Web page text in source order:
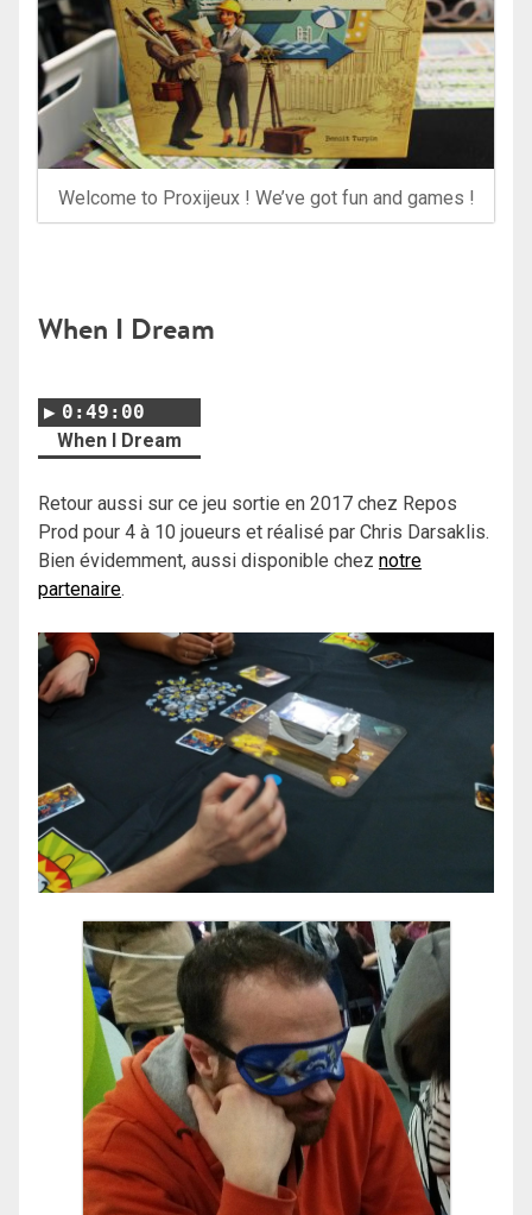
Welcome to Proxijeux ! We’ve got fun and games !
When I Dream
0:49:00
When I Dream
Retour aussi sur ce jeu sortie en 2017 chez Repos
Prod pour 4 à 10 joueurs et réalisé par Chris Darsaklis.
Bien évidemment, aussi disponible chez notre
partenaire.